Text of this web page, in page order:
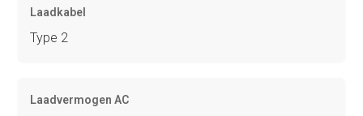
Laadkabel
Type 2
Laadvermogen AC